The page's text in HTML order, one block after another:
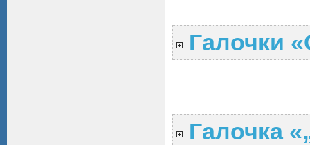
Галочки
Галочка